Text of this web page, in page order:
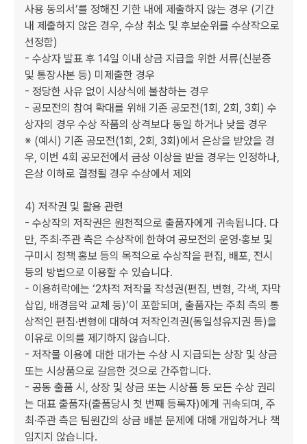
사용 동의서’를 정해진 기한 내에 제출하지 않는 경우 (기간
내 제출하지 않은 경우, 수상 취소 및 후보순위를 수상작으로
선정함)
- 수상자 발표 후 14일 이내 상금 지급을 위한 서류(신분증
및 통장사본 등) 미제출한 경우
- 정당한 사유 없이 시상식에 불참하는 경우
- 공모전의 참여 확대를 위해 기존 공모전(1회, 2회, 3회) 수
상자의 경우 수상 작품의 상격보다 동일 하거나 낮을 경우
※ (예시) 기존 공모전(1회, 2회, 3회)에서 은상을 받았을 경
우, 이번 4회 공모전에서 금상 이상을 받을 경우는 인정하나,
은상 이하로 결정될 경우 수상에서 제외
4) 저작권 및 활용 관련
- 수상작의 저작권은 원천적으로 출품자에게 귀속됩니다. 다
만, 주최·주관 측은 수상작에 한하여 공모전의 운영·홍보 및
구미시 정책 홍보 등의 목적으로 수상작을 편집, 배포, 전시
등의 방법으로 이용할 수 있습니다.
- 이용허락에는 ‘2차적 저작물 작성권(편집, 변형, 각색, 자막
삽입, 배경음악 교체 등)’이 포함되며, 출품자는 주최 측의 통
상적인 편집·변형에 대하여 저작인격권(동일성유지권 등)을
이유로 이의를 제기하지 않습니다.
- 저작물 이용에 대한 대가는 수상 시 지급되는 상장 및 상금
또는 시상품으로 갈음한 것으로 간주합니다.
- 공동 출품 시, 상장 및 상금 또는 시상품 등 모든 수상 권리
는 대표 출품자(출품당시 첫 번째 등록자)에게 귀속되며, 주
최·주관 측은 팀원간의 상금 배분 문제에 대해 개입하거나 책
임지지 않습니다.